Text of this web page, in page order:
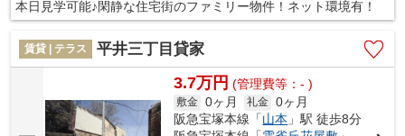
本日見学可能♪閑静な住宅街のファミリー物件！ネット環境有！
賃貸 | テラス 平井三丁目貸家
3.7万円 (管理費等：- )
敷金 0ヶ月 礼金 0ヶ月
阪急宝塚本線「山本 」駅 徒歩8分